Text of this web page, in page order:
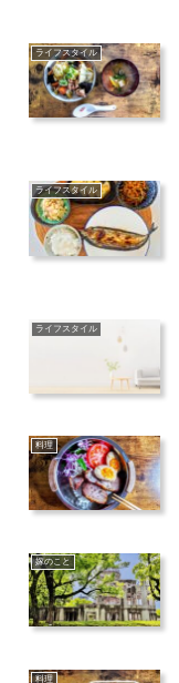
ライフスタイル
ライフスタイル
ライフスタイル
料理
嫁のこと
料理